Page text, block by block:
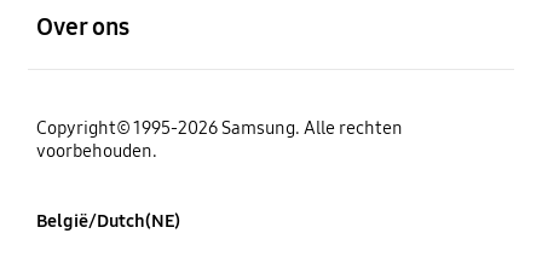
Over ons
Copyright© 1995-2026 Samsung. Alle rechten
voorbehouden.
België/Dutch(NE)